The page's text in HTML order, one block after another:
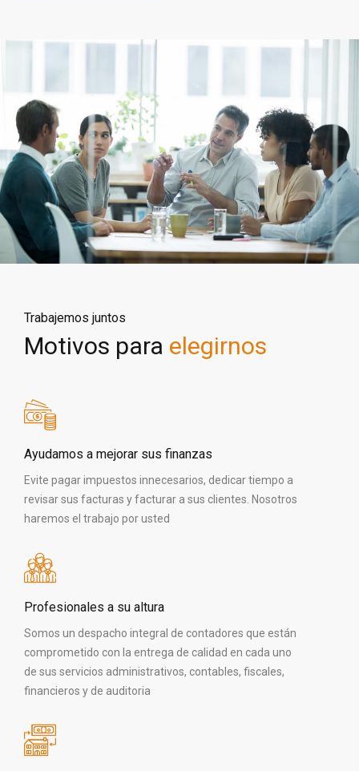
Trabajemos juntos
Motivos para elegirnos
Ayudamos a mejorar sus finanzas
Evite pagar impuestos innecesarios, dedicar tiempo a
revisar sus facturas y facturar a sus clientes. Nosotros
haremos el trabajo por usted
Profesionales a su altura
Somos un despacho integral de contadores que están
comprometido con la entrega de calidad en cada uno
de sus servicios administrativos, contables, fiscales,
financieros y de auditoria